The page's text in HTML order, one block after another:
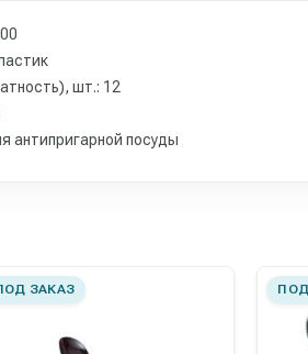
шт.: 12
антипригарной посуды
ЗАКАЗ